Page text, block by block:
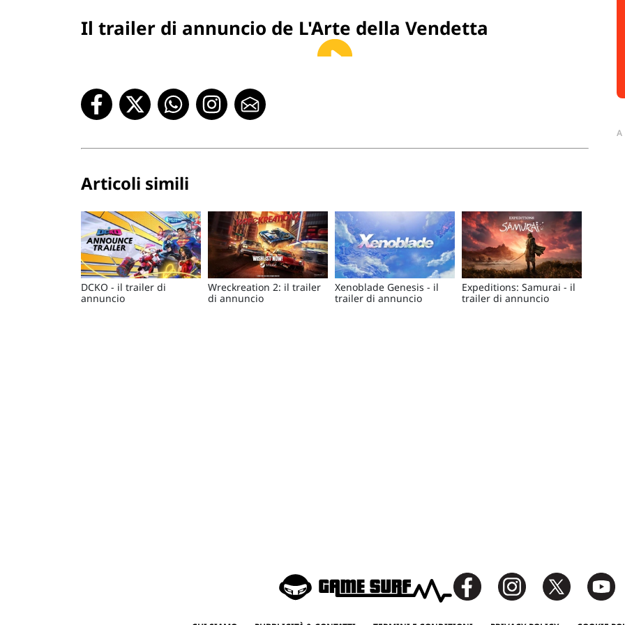
Il trailer di annuncio de L'Arte della Vendetta
Articoli simili
DCKO - il trailer di
annuncio
Wreckreation 2: il trailer
di annuncio
Xenoblade Genesis - il
trailer di annuncio
Expeditions: Samurai - il
trailer di annuncio